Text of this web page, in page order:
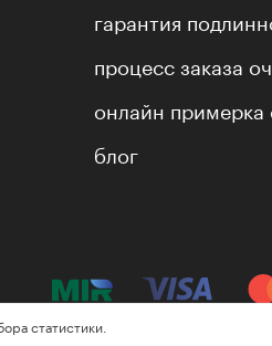
гарантия
процесс заказа
онлайн примерка
блог
статистики.